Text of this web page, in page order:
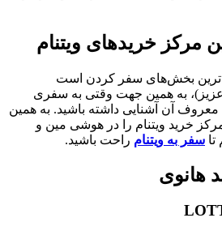
خرید‌های ویتنام
بخش‌های سفر کردن است
به همین جهت وقتی به سفری
معروف آن آشنایی داشته باشید. به همین
خرید ویتنام را در هوشی مین و
سفر به ویتنام راحت باشید.
هانوی